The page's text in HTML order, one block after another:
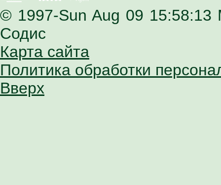
© 1997-Sun Aug 09 15:58:13
Содис
Карта сайта
Политика обработки
Вверх